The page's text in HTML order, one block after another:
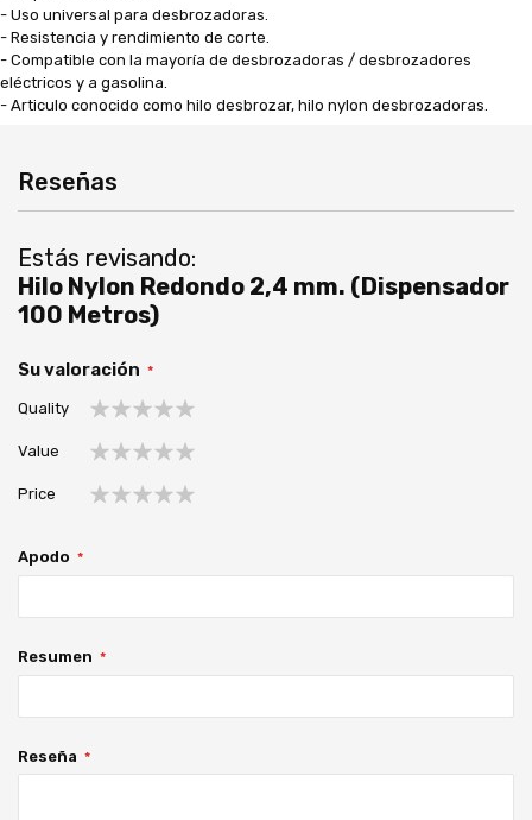
- Uso universal para desbrozadoras.
- Resistencia y rendimiento de corte.
- Compatible con la mayoría de desbrozadoras / desbrozadores
eléctricos y a gasolina.
- Articulo conocido como hilo desbrozar, hilo nylon desbrozadoras.
Reseñas
Estás revisando:
Hilo Nylon Redondo 2,4 mm. (Dispensador
100 Metros)
Su valoración
Quality
estrella
estrellas
estrellas
estrellas
estrellas
Value
estrella
estrellas
estrellas
estrellas
estrellas
Price
Apodo
Resumen
Reseña